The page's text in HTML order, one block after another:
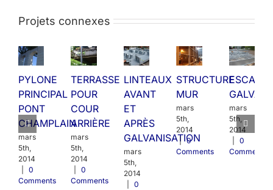
Projets connexes
PYLONE
PRINCIPAL
PONT
CHAMPLAIN
mars
5th,
2014
0
Comments
TERRASSE
POUR
COUR
ARRIÈRE
mars
5th,
2014
0
Comments
LINTEAUX
AVANT
ET
APRÈS
GALVANISATION
mars
5th,
2014
0
STRUCTURE
MUR
mars
5th,
2014
|
0
Comments
mars
5th,
2014
0
Comments